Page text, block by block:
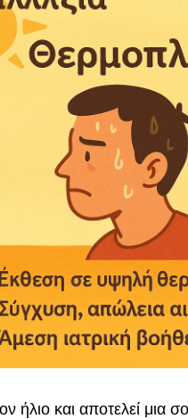
ήλιο και αποτελεί μια